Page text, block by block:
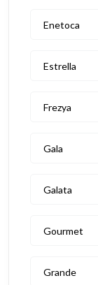
Enetoca
Estrella
Frezya
Gala
Galata
Gourmet
Grande